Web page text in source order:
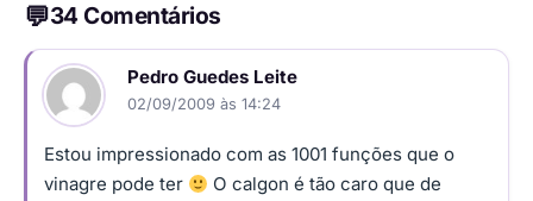
34 Comentários
Pedro Guedes Leite
02/09/2009 às 14:24
Estou impressionado com as 1001 funções que o
vinagre pode ter
O calgon é tão caro que de